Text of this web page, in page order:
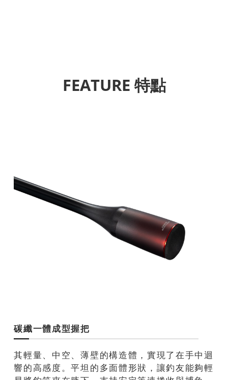
FEATURE 特點
碳纖一體成型握把
其輕量、中空、薄壁的構造體，實現了在手中迴
響的高感度。平坦的多面體形狀，讓釣友能夠輕